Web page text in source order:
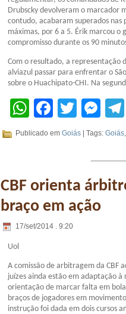
Drubscky devolveram o marcador
contudo, acabaram superados nas
máximas, por 6 a 5. Érik marcou o
compromisso durante os 90
Com o resultado, a representação
alviazul passar para enfrentar o
sobre o Huachipato-CHI. Na
WhatsApp
Publicado em Goiás | Tags: Goiás,
CBF orienta
braço em ação
17/set/2014 . 9:20
Uol
A comissão de arbitragem da CBF
juízes ainda estão em adaptação à
orientação de marcar falta em
braços de jogadores em
instrução foi dada em dois cursos